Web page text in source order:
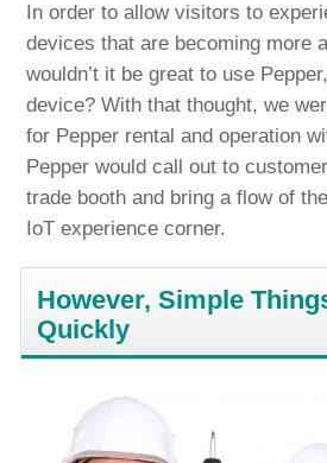
In order to allow visitors to
devices that are becoming more
wouldn’t it be great to use
device? With that thought, we
for Pepper rental and operation
Pepper would call out to
trade booth and bring a flow of
IoT experience corner.
However, Simple
Quickly